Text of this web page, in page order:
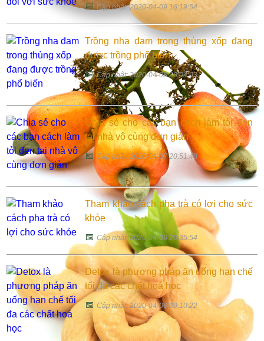
📅Cập nhật: 2020-04-09 16:19:54
Trồng nha đam trong thùng xốp đang
được trồng phổ biến
📅Cập nhật: 2020-04-08 20:04:03
Chia sẻ cho các bạn cách làm tỏi đen
tại nhà vô cùng đơn giản
📅Cập nhật: 2020-04-07 20:51:48
Tham khảo cách pha trà có lợi cho sức
khỏe
📅Cập nhật: 2020-04-06 20:35:54
Detox là phương pháp ăn uống hạn chế
tối đa các chất hoá học
📅Cập nhật: 2020-04-06 09:10:22